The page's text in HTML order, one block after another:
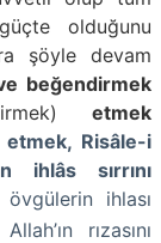
olduğunu
şöyle devam
beğendirmek
etmek
etmek, Risâle-i
ihlâs sırrını
ihlası
rızasını